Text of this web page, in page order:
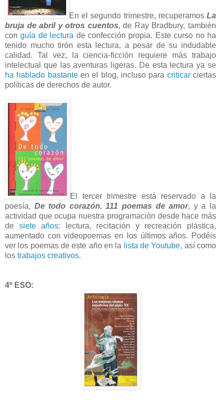
En el segundo trimestre, recuperamos La
bruja de abril y otros cuentos, de Ray Bradbury, también
conguía de lectura de confección propia. Este curso no ha
tenido mucho tirón esta lectura, a pesar de su indudable
calidad. Tal vez, la ciencia-ficción requiere más trabajo
intelectual que las aventuras ligeras. De esta lectura ya se
ha hablado bastanteen el blog, incluso para criticarciertas
políticas de derechos de autor.
El tercer trimestre está reservado a la
poesía, De todo corazón. 111 poemas de amor, y a la
actividad que ocupa nuestra programación desde hace más
de siete años: lectura, recitación y recreación plástica,
aumentado con videopoemas en los últimos años. Podéis
ver los poemas de este año en la lista de Youtube, así como
los trabajos creativos.
4º ESO: